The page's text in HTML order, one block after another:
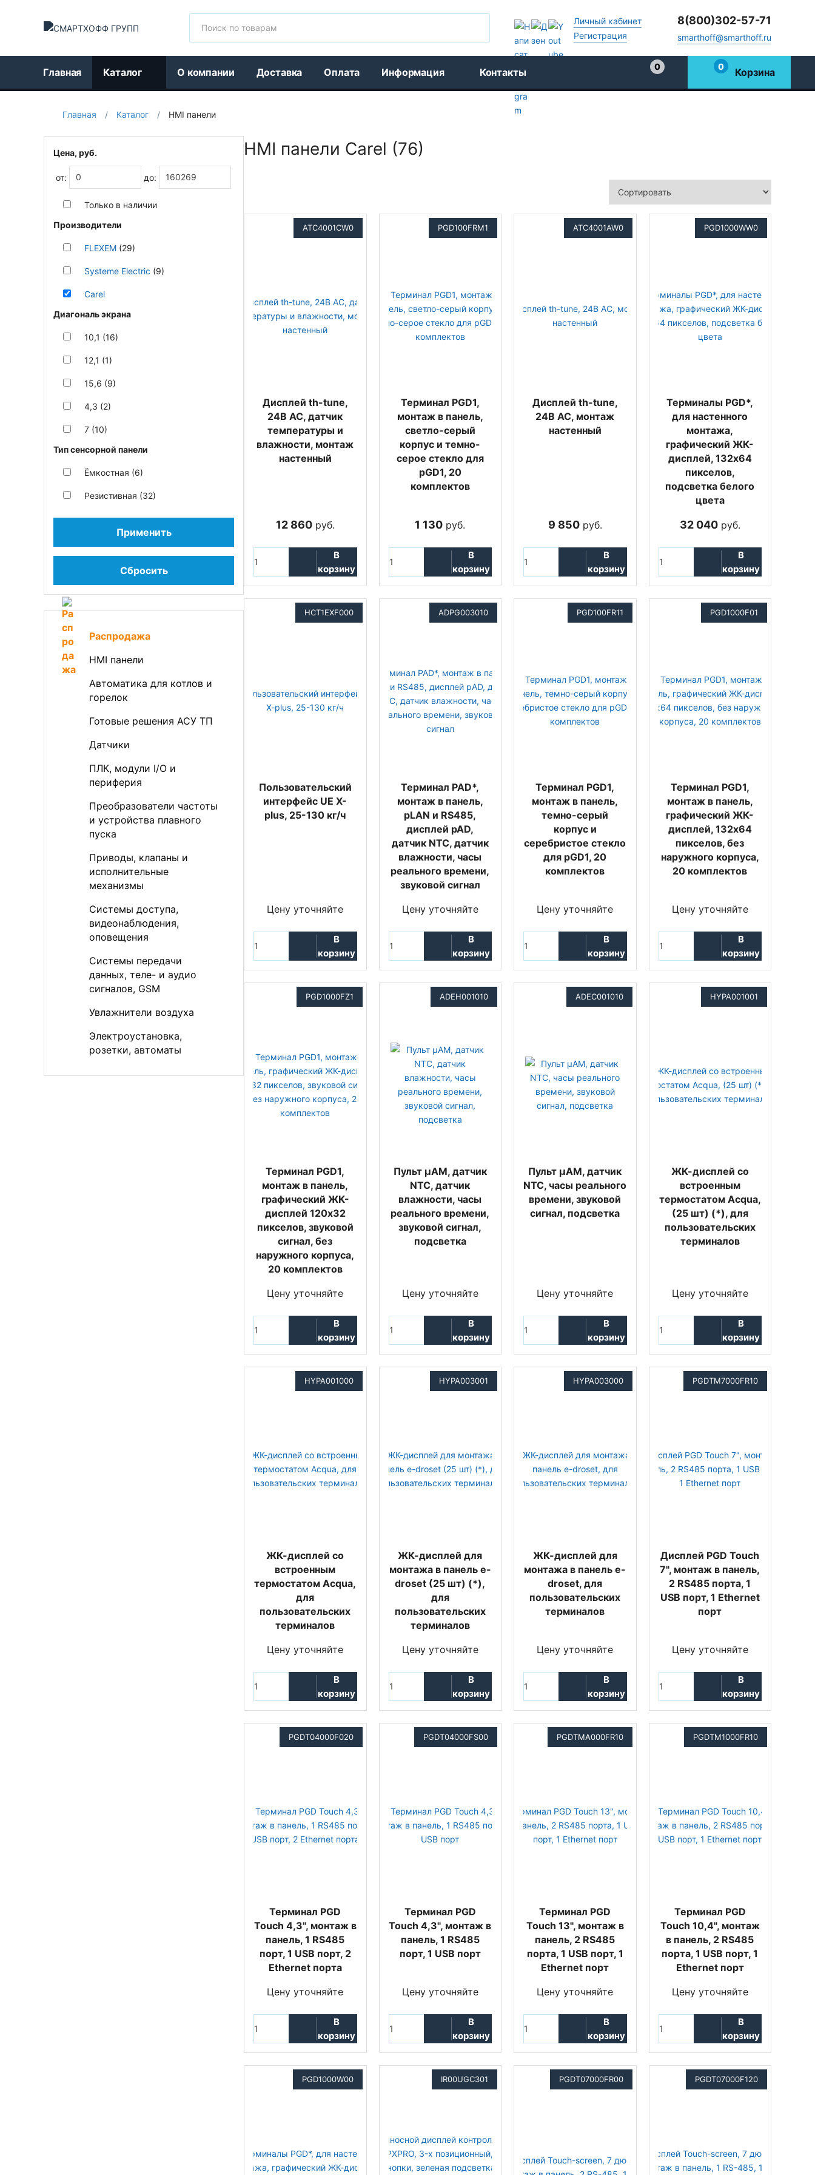
Личный кабинет
Регистрация
8(800)302-57-71
smarthoff@smarthoff.ru
Главная Каталог О компании Доставка Оплата Информация Контакты
0
0 Корзина
Главная / Каталог / HMI панели
Цена, руб.
от: до:
Только в наличии
Производители
FLEXEM (29)
Systeme Electric (9)
Carel
Диагональ экрана
10,1 (16)
12,1 (1)
15,6 (9)
4,3 (2)
7 (10)
Тип сенсорной панели
Ёмкостная (6)
Резистивная (32)
Применить
Сбросить
Распродажа
HMI панели
Автоматика для котлов и
горелок
Готовые решения АСУ ТП
Датчики
ПЛК, модули I/O и
периферия
Преобразователи частоты
и устройства плавного
пуска
Приводы, клапаны и
исполнительные
механизмы
Системы доступа,
видеонаблюдения,
оповещения
Системы передачи
данных, теле- и аудио
сигналов, GSM
Увлажнители воздуха
Электроустановка,
розетки, автоматы
HMI панели Carel (76)
ATC4001CW0
Дисплей th-tune,
24В AC, датчик
температуры и
влажности, монтаж
настенный
12 860руб.
В
корзину
PGD100FRM1
Терминал PGD1,
монтаж в панель,
светло-серый
корпус и темно-
серое стекло для
pGD1, 20
комплектов
1 130 руб.
В
корзину
ATC4001AW0
Дисплей th-tune,
24В AC, монтаж
настенный
9 850руб.
В
корзину
PGD1000WW0
Терминалы PGD*,
для настенного
монтажа,
графический ЖК-
дисплей, 132x64
пикселов,
подсветка белого
цвета
32 040руб.
В
корзину
HCT1EXF000
Пользовательский
интерфейс UE X-
plus, 25-130 кг/ч
Цену уточняйте
В
корзину
ADPG003010
Терминал PAD*,
монтаж в панель,
pLAN и RS485,
дисплей pAD,
датчик NTC, датчик
влажности, часы
реального времени,
звуковой сигнал
Цену уточняйте
В
корзину
PGD100FR11
Терминал PGD1,
монтаж в панель,
темно-серый
корпус и
серебристое стекло
для pGD1, 20
комплектов
Цену уточняйте
В
корзину
PGD1000F01
Терминал PGD1,
монтаж в панель,
графический ЖК-
дисплей, 132x64
пикселов, без
наружного корпуса,
20 комплектов
Цену уточняйте
В
корзину
PGD1000FZ1
Терминал PGD1,
монтаж в панель,
графический ЖК-
дисплей 120x32
пикселов, звуковой
сигнал, без
наружного корпуса,
20 комплектов
Цену уточняйте
В
корзину
ADEH001010
Пульт µAM, датчик
NTC, датчик
влажности, часы
реального времени,
звуковой сигнал,
подсветка
Цену уточняйте
В
корзину
ADEC001010
Пульт µAM, датчик
NTC, часы реального
времени, звуковой
сигнал, подсветка
Цену уточняйте
В
корзину
HYPA001001
ЖК-дисплей со
встроенным
термостатом Acqua,
(25 шт) (*), для
пользовательских
терминалов
Цену уточняйте
В
корзину
HYPA001000
ЖК-дисплей со
встроенным
термостатом Acqua,
для
пользовательских
терминалов
Цену уточняйте
В
корзину
HYPA003001
ЖК-дисплей для
монтажа в панель e-
droset (25 шт) (*),
для
пользовательских
терминалов
Цену уточняйте
В
корзину
HYPA003000
ЖК-дисплей для
монтажа в панель e-
droset, для
пользовательских
терминалов
Цену уточняйте
В
корзину
PGDTM7000FR10
Дисплей PGD Touch
7", монтаж в панель,
2 RS485 порта, 1
USB порт, 1 Ethernet
порт
Цену уточняйте
В
корзину
PGDT04000F020
Терминал PGD
Touch 4,3", монтаж в
панель, 1 RS485
порт, 1 USB порт, 2
Ethernet порта
Цену уточняйте
В
корзину
PGDT04000FS00
Терминал PGD
Touch 4,3", монтаж в
панель, 1 RS485
порт, 1 USB порт
Цену уточняйте
В
корзину
PGDTMA000FR10
Терминал PGD
Touch 13", монтаж в
панель, 2 RS485
порта, 1 USB порт, 1
Ethernet порт
Цену уточняйте
В
корзину
PGDTM1000FR10
Терминал PGD
Touch 10,4", монтаж
в панель, 2 RS485
порта, 1 USB порт, 1
Ethernet порт
Цену уточняйте
В
корзину
PGD1000W00 IR00UGC301 PGDT07000FR00 PGDT07000F120